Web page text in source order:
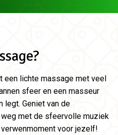
een lichte massage met veel
sfeer en een masseur
legt. Geniet van de
met de sfeervolle muziek
voor jezelf!